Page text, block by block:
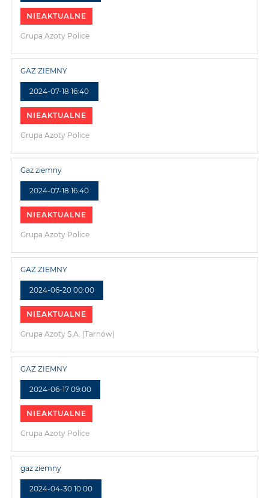
NIEAKTUALNE
Grupa Azoty Police
2024-07-18 16:40
GAZ ZIEMNY
NIEAKTUALNE
Grupa Azoty Police
2024-07-18 16:40
Gaz ziemny
NIEAKTUALNE
Grupa Azoty Police
2024-06-20 00:00
GAZ ZIEMNY
NIEAKTUALNE
Grupa Azoty S.A. (Tarnów)
2024-06-17 09:00
GAZ ZIEMNY
NIEAKTUALNE
Grupa Azoty Police
2024-04-30 10:00
gaz ziemny